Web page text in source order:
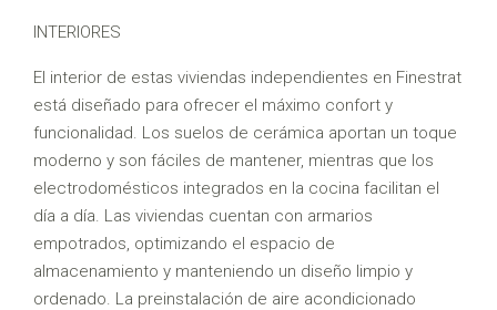
INTERIORES
El interior de estas viviendas independientes en Finestrat
está diseñado para ofrecer el máximo confort y
funcionalidad. Los suelos de cerámica aportan un toque
moderno y son fáciles de mantener, mientras que los
electrodomésticos integrados en la cocina facilitan el
día a día. Las viviendas cuentan con armarios
empotrados, optimizando el espacio de
almacenamiento y manteniendo un diseño limpio y
ordenado. La preinstalación de aire acondicionado